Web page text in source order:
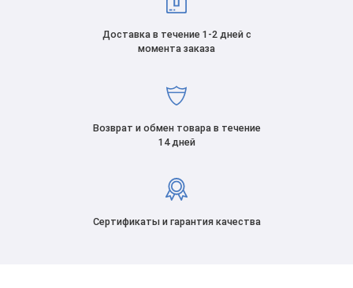
Доставка в течение 1-2 дней с
момента заказа
Возврат и обмен товара в течение
14 дней
Сертификаты и гарантия качества